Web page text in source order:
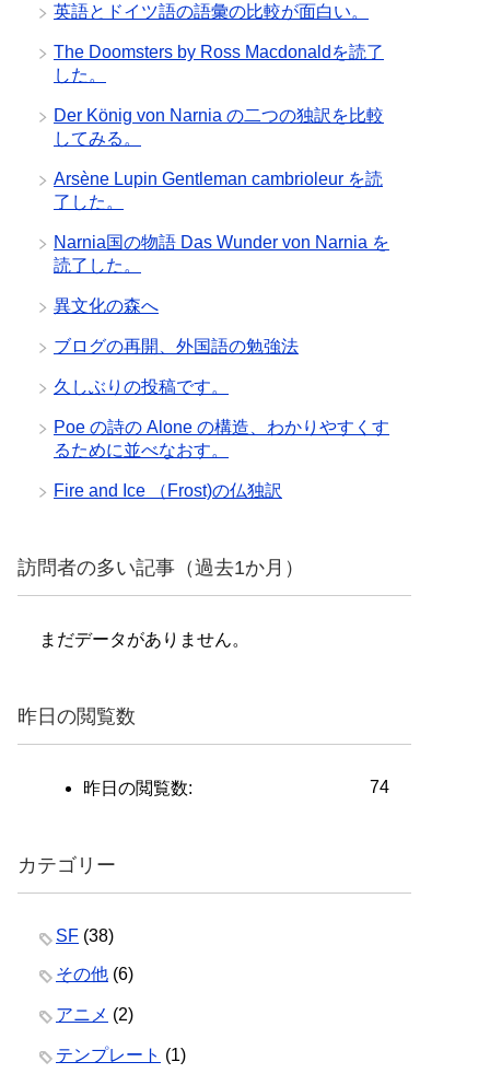
英語とドイツ語の語彙の比較が面白い。
The Doomsters by Ross Macdonaldを読了
した。
Der König von Narnia の二つの独訳を比較
してみる。
Arsène Lupin Gentleman cambrioleur を読
了した。
Narnia国の物語 Das Wunder von Narnia を
読了した。
異文化の森へ
ブログの再開、外国語の勉強法
久しぶりの投稿です。
Poe の詩の Alone の構造、わかりやすくす
るために並べなおす。
Fire and Ice （Frost)の仏独訳
訪問者の多い記事（過去1か月）
まだデータがありません。
昨日の閲覧数
74
昨日の閲覧数:
カテゴリー
SF (38)
その他 (6)
アニメ (2)
テンプレート (1)